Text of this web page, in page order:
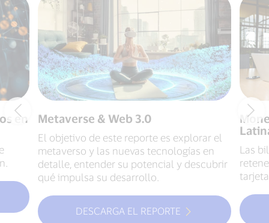
en Metaverse & Web 3.0
El objetivo de este reporte es explorar el
metaverso y las nuevas tecnologías en
detalle, entender su potencial y descubrir
qué impulsa su desarrollo.
DESCARGA EL REPORTE
Las